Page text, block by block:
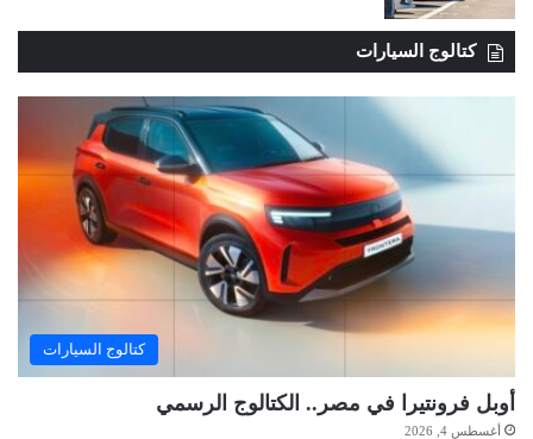
كتالوج السيارات
كتالوج السيارات
أوبل فرونتيرا في مصر.. الكتالوج الرسمي
أغسطس 4, 2026